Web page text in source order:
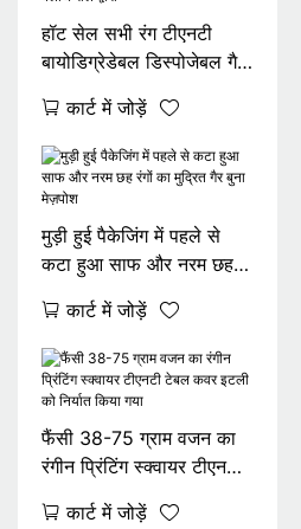
हॉट सेल सभी रंग टीएनटी
बायोडिग्रेडेबल डिस्पोजेबल गैर
कार्ट में जोड़ें
मुड़ी हुई पैकेजिंग में पहले से
कटा हुआ साफ और नरम छह
कार्ट में जोड़ें
फैंसी 38-75 ग्राम वजन का
रंगीन प्रिंटिंग स्क्वायर टीएनटी
किया गया
कार्ट में जोड़ें